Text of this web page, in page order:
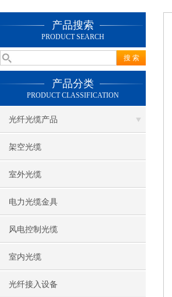
产品搜索
PRODUCT SEARCH
产品分类
PRODUCT CLASSIFICATION
光纤光缆产品
架空光缆
室外光缆
电力光缆金具
风电控制光缆
室内光缆
光纤接入设备